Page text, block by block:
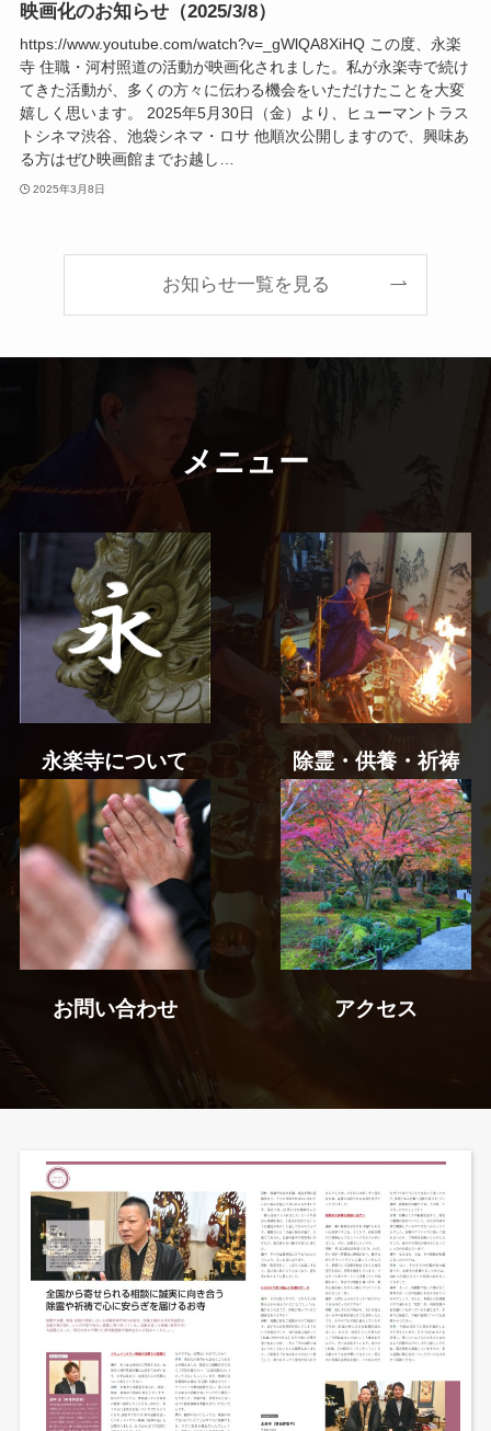
映画化のお知らせ（2025/3/8）
https://www.youtube.com/watch?v=_gWlQA8XiHQ この度、永楽
寺 住職・河村照道の活動が映画化されました。私が永楽寺で続け
てきた活動が、多くの方々に伝わる機会をいただけたことを大変
嬉しく思います。 2025年5月30日（金）より、ヒューマントラス
トシネマ渋谷、池袋シネマ・ロサ 他順次公開しますので、興味あ
る方はぜひ映画館までお越し…
2025年3月8日
お知らせ一覧を見る
メニュー
永楽寺について 除霊・供養・祈祷
お問い合わせ アクセス